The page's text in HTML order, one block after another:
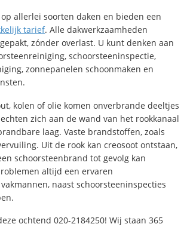
allerlei soorten daken en bieden een
tarief. Alle dakwerkzaamheden
zónder overlast. U kunt denken aan
schoorsteeninspectie,
zonnepanelen schoonmaken en
kolen of olie komen onverbrande deeltjes
zich aan de wand van het rookkanaal
laag. Vaste brandstoffen, zoals
Uit de rook kan creosoot ontstaan,
schoorsteenbrand tot gevolg kan
altijd een ervaren
naast schoorsteeninspecties
ochtend 020-2184250! Wij staan 365